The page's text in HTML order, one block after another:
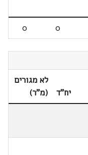
0
0
יח"ד
לא מגורים
(מ"ר)